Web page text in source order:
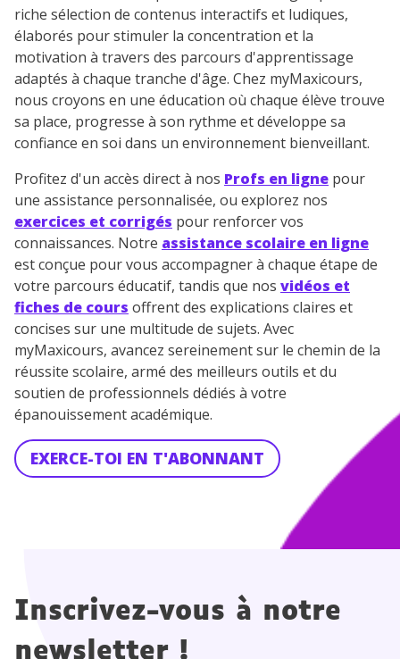
riche sélection de contenus interactifs et ludiques,
élaborés pour stimuler la concentration et la
motivation à travers des parcours d'apprentissage
adaptés à chaque tranche d'âge. Chez myMaxicours,
nous croyons en une éducation où chaque élève trouve
sa place, progresse à son rythme et développe sa
confiance en soi dans un environnement bienveillant.
Profitez d'un accès direct à nos Profs en ligne pour
une assistance personnalisée, ou explorez nos
exercices et corrigés pour renforcer vos
connaissances. Notre assistance scolaire en ligne
est conçue pour vous accompagner à chaque étape de
votre parcours éducatif, tandis que nos vidéos et
fiches de cours offrent des explications claires et
concises sur une multitude de sujets. Avec
myMaxicours, avancez sereinement sur le chemin de la
réussite scolaire, armé des meilleurs outils et du
soutien de professionnels dédiés à votre
épanouissement académique.
EXERCE-TOI EN T'ABONNANT
Inscrivez-vous à notre
newsletter !